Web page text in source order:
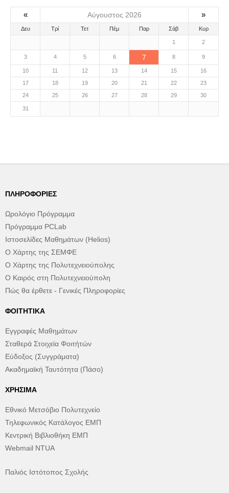
« Αύγουστος 2026 »
Δευ Τρί Τετ Πέμ Παρ Σάβ Κυρ
1 2
3 4 5 6 7 8 9
10 11 12 13 14 15
16
17
18 19 20 21 22
23
24
25 26 27 28 29 30
31
ΠΛΗΡΟΦΟΡΊΕΣ
Ωρολόγιο Πρόγραμμα
Πρόγραμμα PCLab
Ιστοσελίδες Μαθημάτων (Helios)
Ο Χάρτης της ΣΕΜΦΕ
Ο Χάρτης της Πολυτεχνειούπολης
Ο Καιρός στη Πολυτεχνειούπολη
Πώς θα έρθετε - Γενικές Πληροφορίες
ΦΟΙΤΗΤΙΚΆ
Εγγραφές Μαθημάτων
Σταθερά Στοιχεία Φοιτήτών
Εύδοξος (Συγγράματα)
Ακαδημαϊκή Ταυτότητα (Πάσο)
ΧΡΉΣΙΜΑ
Εθνικό Μετσόβιο Πολυτεχνείο
Τηλεφωνικός Κατάλογος ΕΜΠ
Κεντρική Βιβλιοθήκη ΕΜΠ
Webmail NTUA
Παλιός Ιστότοπος Σχολής